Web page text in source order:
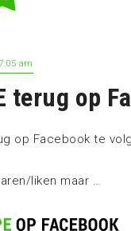
am
terug op
op Facebook te
liken maar …